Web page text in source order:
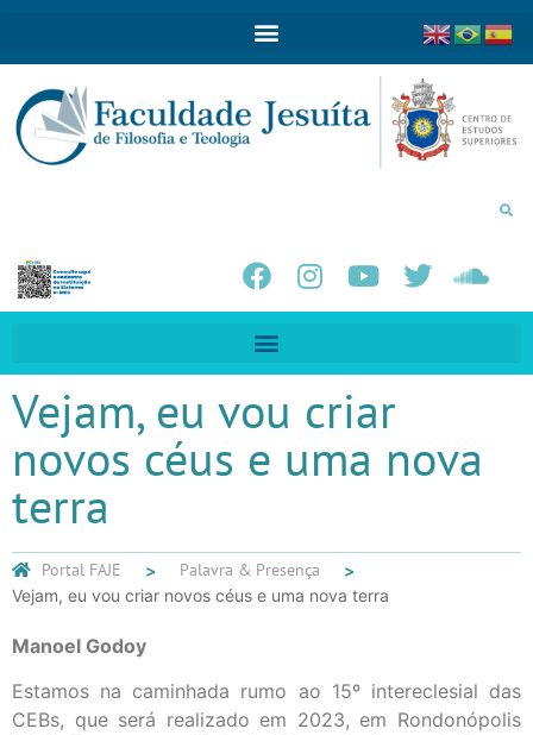
Vejam, eu vou criar
novos céus e uma nova
terra
Portal FAJE Palavra & Presença
Vejam, eu vou criar novos céus e uma nova terra
Manoel Godoy
Estamos na caminhada rumo ao 15º intereclesial das
CEBs, que será realizado em 2023, em Rondonópolis